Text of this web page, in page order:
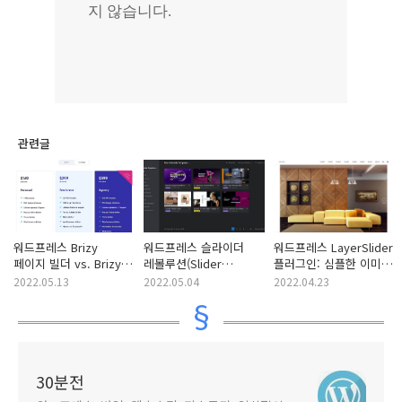
관련글
워드프레스 Brizy
페이지 빌더 vs. Brizy
Cloud
2022.05.13
워드프레스 슬라이더
레볼루션(Slider
Revolution) 템플릿
2022.05.04
워드프레스 LayerSlider
플러그인: 심플한 이미지
슬라이더 만들기
2022.04.23
30분전